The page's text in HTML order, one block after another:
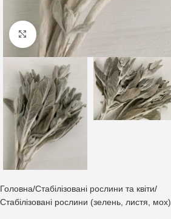
Клацніть, щоб збільшити
Головна Стабілізовані рослини та квіти
Стабілізовані рослини (зелень, листя, мох)